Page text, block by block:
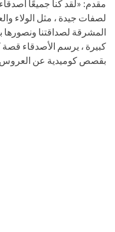
مقدم: «لقد كنا جميعًا
لصفات جيدة ، مثل الولاء
المشرقة لصداقتنا
كبيرة ، يرسم الأصدقاء قصة
بقصص كوميدية عن العروس.